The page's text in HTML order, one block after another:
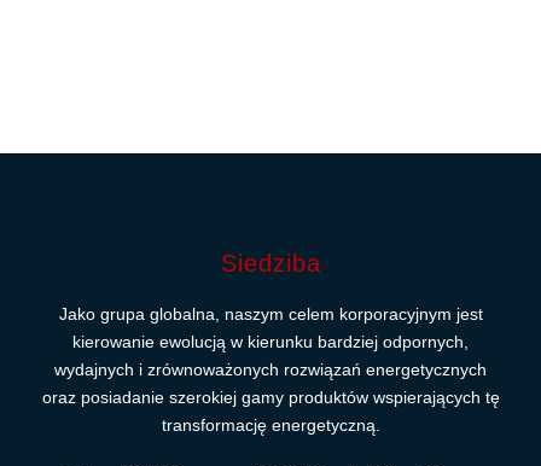
Siedziba
Jako grupa globalna, naszym celem korporacyjnym jest
kierowanie ewolucją w kierunku bardziej odpornych,
wydajnych i zrównoważonych rozwiązań energetycznych
oraz posiadanie szerokiej gamy produktów wspierających tę
transformację energetyczną.